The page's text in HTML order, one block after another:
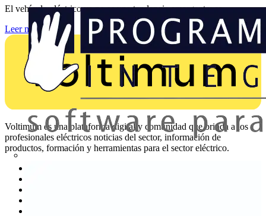
El vehículo eléctrico ya no es una tendencia emergente: es...
Leer más
Voltimum es una plataforma digital y comunidad que brinda a los
profesionales eléctricos noticias del sector, información de
productos, formación y herramientas para el sector eléctrico.